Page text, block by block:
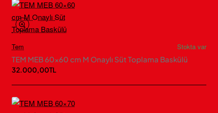
Tem
Stokta var
TEM MEB 60×60 cm M Onaylı Süt Toplama Baskülü
32.000,00TL